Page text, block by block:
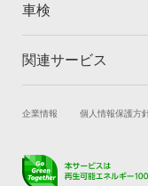
車検
トップ
車検の基礎知識
関連サービス
試乗・商談
キズ修理予約
企業情報 個人情報保護方